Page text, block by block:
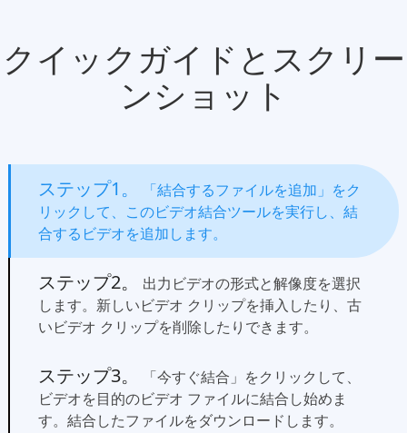
クイックガイドとスクリー
ンショット
ステップ1。
「結合するファイルを追加」をク
リックして、このビデオ結合ツールを実行し、結
合するビデオを追加します。
ステップ2。
出力ビデオの形式と解像度を選択
します。新しいビデオ クリップを挿入したり、古
いビデオ クリップを削除したりできます。
ステップ3。
「今すぐ結合」をクリックして、
ビデオを目的のビデオ ファイルに結合し始めま
す。結合したファイルをダウンロードします。